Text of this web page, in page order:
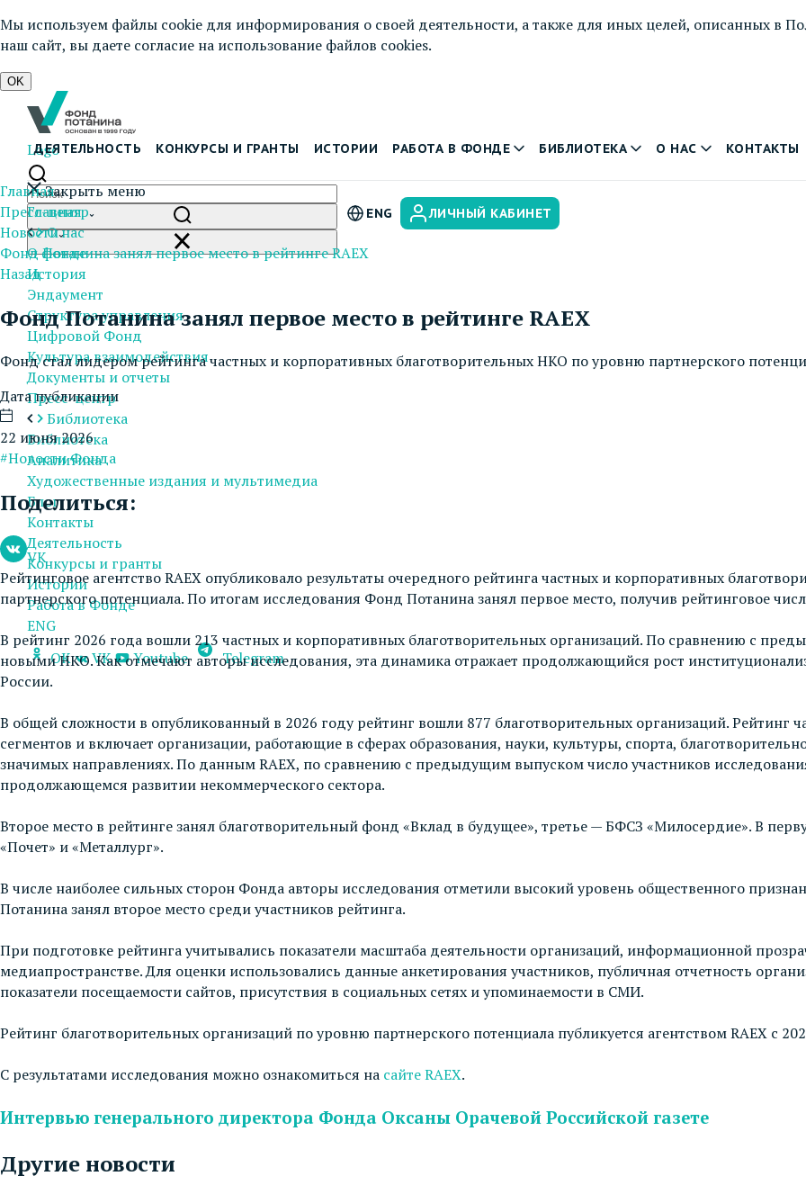
Мы используем файлы cookie для информирования о своей деятельности, а также для иных целей, описанных в
наш сайт, вы даете согласие на использование файлов cookies.
OK
Logo
ДЕЯТЕЛЬНОСТЬ КОНКУРСЫ И ГРАНТЫ ИСТОРИИ РАБОТА В ФОНДЕ БИБЛИОТЕКА О НАС КОНТАКТЫ
ENG ЛИЧНЫЙ КАБИНЕТ
Закрыть меню
Главная
О нас
О фонде
История
Эндаумент
Структура управления
Цифровой Фонд
Культура взаимодействия
Документы и отчеты
Пресс-центр
Библиотека
Библиотека
Аналитика
Художественные издания и мультимедиа
Блог
Контакты
Деятельность
Конкурсы и гранты
Истории
Работа в Фонде
ENG
OK
VK Youtube Telegram
Главная
Пресс-центр
Новости
Фонд Потанина занял первое место в рейтинге RAEX
Назад
Фонд Потанина занял первое место в рейтинге RAEX
Фонд стал лидером рейтинга частных и корпоративных благотворительных НКО по уровню партнерского
Дата публикации
22 июня 2026
#Новости Фонда
Поделиться:
VK
Рейтинговое агентство RAEX опубликовало результаты очередного рейтинга частных и корпоративных
партнерского потенциала. По итогам исследования Фонд Потанина занял первое место, получив рейтинговое
В рейтинг 2026 года вошли 213 частных и корпоративных благотворительных организаций. По сравнению с
новыми НКО. Как отмечают авторы исследования, эта динамика отражает продолжающийся рост
России.
В общей сложности в опубликованный в 2026 году рейтинг вошли 877 благотворительных организаций. Рейтинг
сегментов и включает организации, работающие в сферах образования, науки, культуры, спорта,
значимых направлениях. По данным RAEX, по сравнению с предыдущим выпуском число участников
продолжающемся развитии некоммерческого сектора.
Второе место в рейтинге занял благотворительный фонд «Вклад в будущее», третье — БФСЗ «Милосердие». В
«Почет» и «Металлург».
В числе наиболее сильных сторон Фонда авторы исследования отметили высокий уровень общественного
Потанина занял второе место среди участников рейтинга.
При подготовке рейтинга учитывались показатели масштаба деятельности организаций, информационной
медиапространстве. Для оценки использовались данные анкетирования участников, публичная отчетность
показатели посещаемости сайтов, присутствия в социальных сетях и упоминаемости в СМИ.
Рейтинг благотворительных организаций по уровню партнерского потенциала публикуется агентством RAEX с
С результатами исследования можно ознакомиться на сайте RAEX.
Интервью генерального директора Фонда Оксаны Орачевой Российской газете
Другие новости